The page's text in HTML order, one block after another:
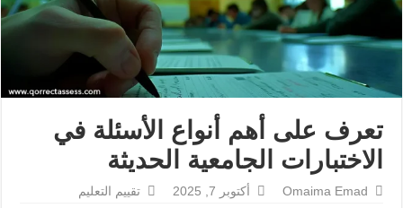
تعرف على أهم أنواع الأسئلة في
الاختبارات الجامعية الحديثة
Omaima Emad أكتوبر 7, 2025 تقييم التعليم